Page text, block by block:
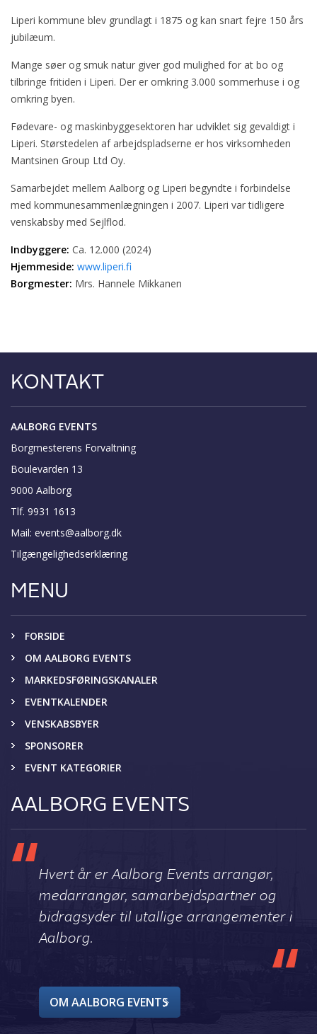
Liperi kommune blev grundlagt i 1875 og kan snart fejre 150 års
jubilæum.
Mange søer og smuk natur giver god mulighed for at bo og
tilbringe fritiden i Liperi. Der er omkring 3.000 sommerhuse i og
omkring byen.
Fødevare- og maskinbyggesektoren har udviklet sig gevaldigt i
Liperi. Størstedelen af arbejdspladserne er hos virksomheden
Mantsinen Group Ltd Oy.
Samarbejdet mellem Aalborg og Liperi begyndte i forbindelse
med kommunesammenlægningen i 2007. Liperi var tidligere
venskabsby med Sejlflod.
Indbyggere: Ca. 12.000 (2024)
Hjemmeside: www.liperi.fi
Borgmester: Mrs. Hannele Mikkanen
KONTAKT
AALBORG EVENTS
Borgmesterens Forvaltning
Boulevarden 13
9000 Aalborg
Tlf. 9931 1613
Mail: events@aalborg.dk
Tilgængelighedserklæring
MENU
FORSIDE
OM AALBORG EVENTS
MARKEDSFØRINGSKANALER
EVENTKALENDER
VENSKABSBYER
SPONSORER
EVENT KATEGORIER
AALBORG EVENTS
Hvert år er Aalborg Events arrangør,
medarrangør, samarbejdspartner og
bidragsyder til utallige arrangementer i
Aalborg.
OM AALBORG EVENTS